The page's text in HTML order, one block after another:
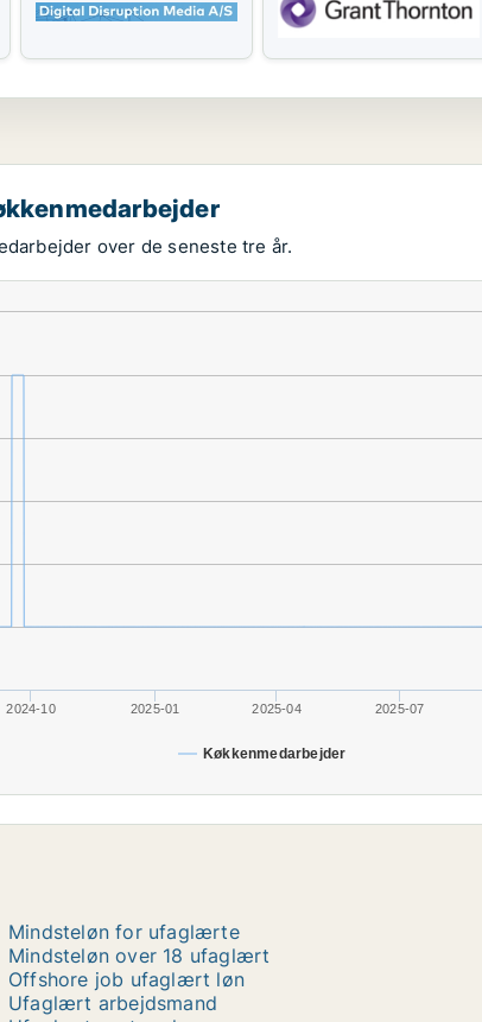
over de seneste tre år.
Køkkenmedarbejder
2024-10 2025-01 2025-04 2025-07
Mindsteløn for ufaglærte
Mindsteløn over 18 ufaglært
Offshore job ufaglært løn
Ufaglært arbejdsmand